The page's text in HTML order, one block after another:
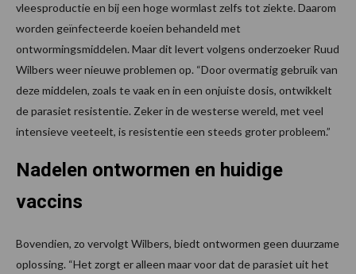
vleesproductie en bij een hoge wormlast zelfs tot ziekte. Daarom
worden geïnfecteerde koeien behandeld met
ontwormingsmiddelen. Maar dit levert volgens onderzoeker Ruud
Wilbers weer nieuwe problemen op. “Door overmatig gebruik van
deze middelen, zoals te vaak en in een onjuiste dosis, ontwikkelt
de parasiet resistentie. Zeker in de westerse wereld, met veel
intensieve veeteelt, is resistentie een steeds groter probleem.”
Nadelen ontwormen en huidige
vaccins
Bovendien, zo vervolgt Wilbers, biedt ontwormen geen duurzame
oplossing. “Het zorgt er alleen maar voor dat de parasiet uit het